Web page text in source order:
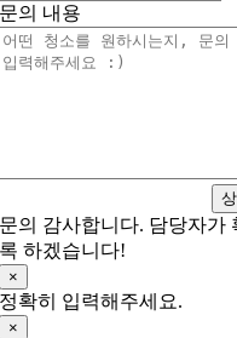
문의 내용
문의 감사합니다. 담당자가
록 하겠습니다!
×
정확히 입력해주세요.
×